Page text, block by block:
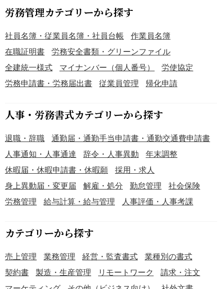
書で、販売管理者の選任または解任に関する情報を記録し
ます。販売場の所在地や管理者の資格状況、役職名などを
明確に記載することが求められます。 ■利用シーン ＜新し
い管理者の選任時＞ 新たに酒類販売管理者を選任した場合
に税務署へ届け出る際に使用します。 ＜管理者の解任時＞
管理者が退職した場合や他の役職に異動した場合に、解任
を届け出るために活用します。 ＜法定研修の修了証明＞ 管
を明確に記載＞ 選任や解任が必要となった背景や理由を簡
研修の受講年月日や研修実施団体名を正確に記載し、証拠
書類を添付します。 ＜住所や役職名の正確な記載＞ 管理者
の氏名や住所、役職名を漏れなく記載し、記入ミスを防ぎ
ます。 ＜必要書類の添付＞ 研修修了証や関係書類を添付
し、提出書類に不足がないよう確認します。 ■テンプレー
トの利用メリット ＜効率的な作成＞ 必要事項を入力するだ
内容を調整可能です。 ＜法令遵守のサポート＞ 酒税法に基
きます。
労務管理カテゴリーから探す
社員名簿・従業員名簿・社員台帳
作業員名簿
在職証明書
労務安全書類・グリーンファイル
全建統一様式
マイナンバー（個人番号）
労使協定
労務申請書・労務届出書
従業員管理 帰化申請
人事・労務書式カテゴリーから探す
退職・辞職
通勤届・通勤手当申請書・通勤交通費申請書
人事通知・人事通達
辞令・人事異動
年末調整
休暇届・休暇申請書・休暇願
採用・求人
身上異動届・変更届
解雇・処分 勤怠管理
社会保険
労務管理
給与計算・給与管理 人事評価・人事考課
カテゴリーから探す
売上管理 業務管理 経営・監査書式
業種別の書式
契約書
製造・生産管理 リモートワーク
請求・注文